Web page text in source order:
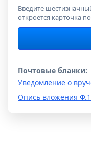
Введите
откроется карточка
Почтовые бланки:
Уведомление о
Опись вложения